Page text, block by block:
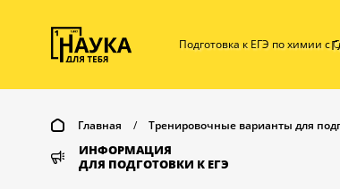
Подготовка к ЕГЭ по химии с
Главная / Тренировочные варианты для
ИНФОРМАЦИЯ
ДЛЯ ПОДГОТОВКИ К ЕГЭ